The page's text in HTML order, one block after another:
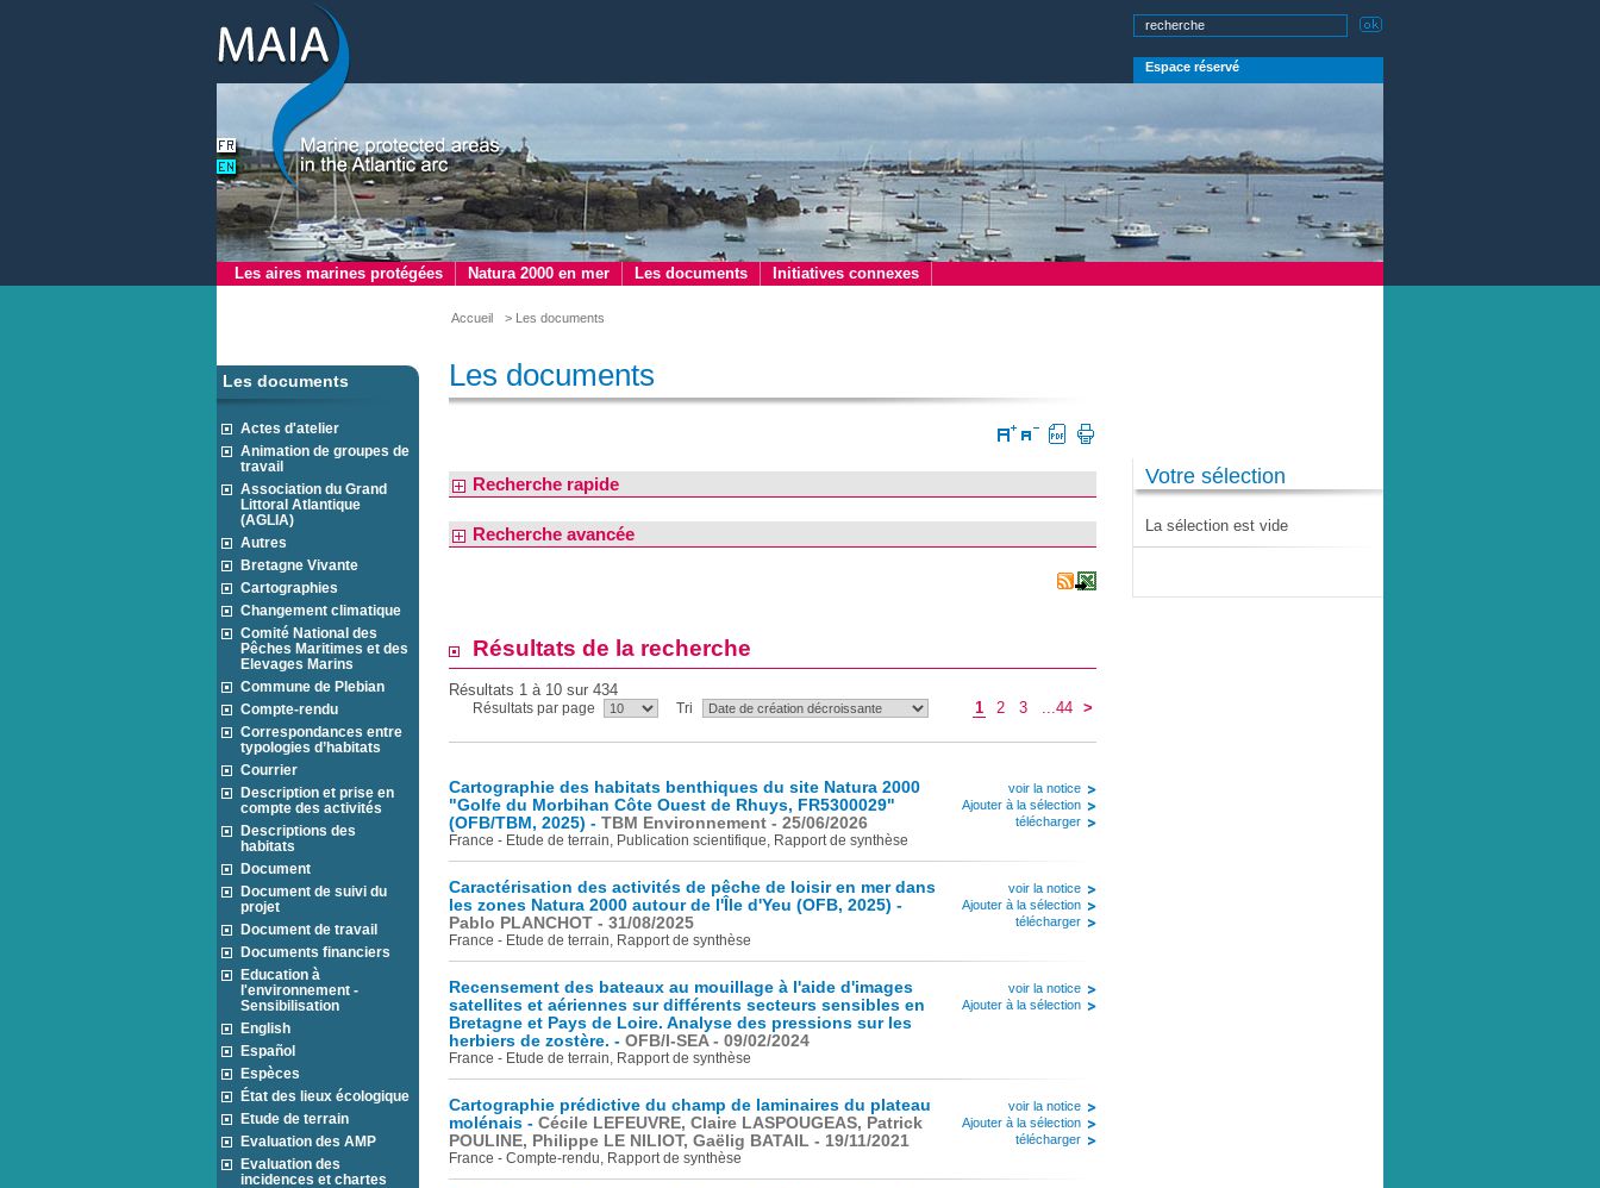
Espace réservé
Les aires marines protégées Natura 2000 en mer Les documents Initiatives connexes
Accueil > Les documents
Les documents
Actes d'atelier
Animation de groupes de
travail
Association du Grand
Littoral Atlantique
(AGLIA)
Autres
Bretagne Vivante
Cartographies
Changement climatique
Comité National des
Pêches Maritimes et des
Elevages Marins
Commune de Plebian
Compte-rendu
Correspondances entre
typologies d’habitats
Courrier
Description et prise en
compte des activités
Descriptions des
habitats
Document
Document de suivi du
projet
Document de travail
Documents financiers
Education à
l'environnement -
Sensibilisation
English
Español
Espèces
État des lieux écologique
Etude de terrain
Evaluation des AMP
Evaluation des
incidences et chartes
Votre sélection
La sélection est vide
Les documents
Recherche rapide
Recherche avancée
Résultats de la recherche
Résultats 1 à 10 sur 434
Résultats par page Tri 1 2 3 ...44 >
Cartographie des habitats benthiques du site Natura 2000
"Golfe du Morbihan Côte Ouest de Rhuys, FR5300029"
(OFB/TBM, 2025) - TBM Environnement - 25/06/2026
France - Etude de terrain, Publication scientifique, Rapport de synthèse
voir la notice
Ajouter à la sélection
télécharger
Caractérisation des activités de pêche de loisir en mer dans
les zones Natura 2000 autour de l'Île d'Yeu (OFB, 2025) -
Pablo PLANCHOT - 31/08/2025
France - Etude de terrain, Rapport de synthèse
voir la notice
Ajouter à la sélection
télécharger
Recensement des bateaux au mouillage à l'aide d'images
satellites et aériennes sur différents secteurs sensibles en
Bretagne et Pays de Loire. Analyse des pressions sur les
herbiers de zostère. - OFB/I-SEA - 09/02/2024
France - Etude de terrain, Rapport de synthèse
voir la notice
Ajouter à la sélection
Cartographie prédictive du champ de laminaires du plateau
molénais - Cécile LEFEUVRE, Claire LASPOUGEAS, Patrick
POULINE, Philippe LE NILIOT, Gaëlig BATAIL - 19/11/2021
France - Compte-rendu, Rapport de synthèse
voir la notice
Ajouter à la sélection
télécharger